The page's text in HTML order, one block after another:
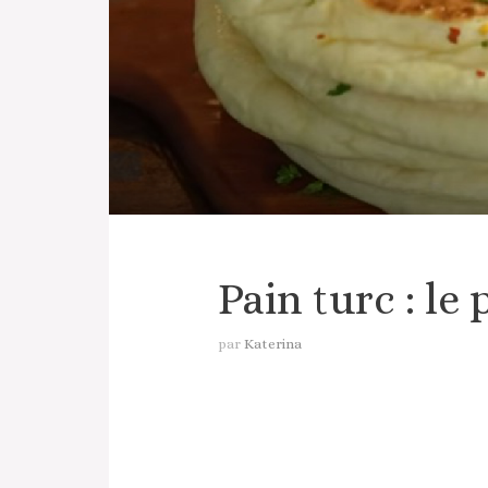
Pain turc : le
par Katerina